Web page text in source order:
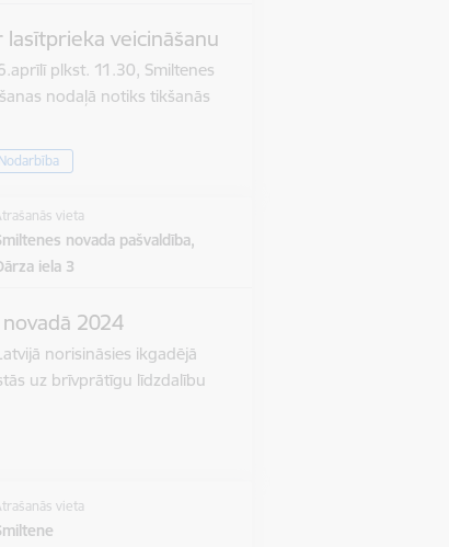
veicināšanu
plkst. 11.30, Smiltenes
nodaļā notiks tikšanās
Nodarbība
vieta
novada pašvaldība,
iela 3
2024
norisināsies ikgadējā
uz brīvprātīgu līdzdalību
vieta